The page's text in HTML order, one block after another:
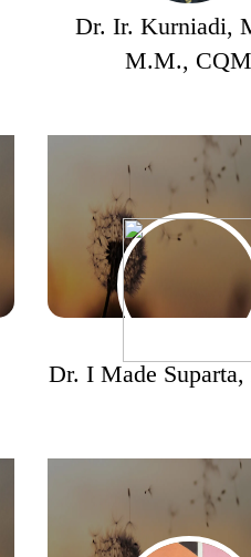
Dr. Ir. Kurniadi,
M.M., CQM
Dr. I Made